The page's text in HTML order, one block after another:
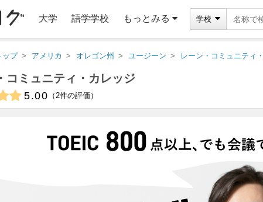
大学 語学学校 もっとみる 学校
ップ アメリカ オレゴン州 ユージーン レーン・コミュニティ
コミュニティ・カレッジ
5.00 2件の評価